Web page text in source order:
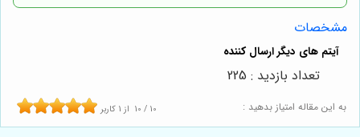
مشخصات
به این مقاله امتیاز بدهید : 10 / 10 از 1 کاربر
تعداد بازدید : 225